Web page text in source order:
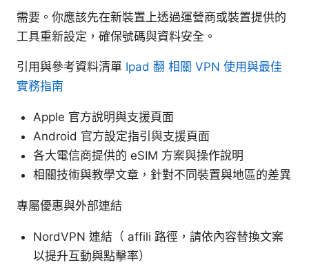
需要。你應該先在新裝置上透過運營商或裝置提供的
工具重新設定，確保號碼與資料安全。
引用與參考資料清單 Ipad 翻 相關 VPN 使用與最佳
實務指南
Apple 官方說明與支援頁面
Android 官方設定指引與支援頁面
各大電信商提供的 eSIM 方案與操作說明
相關技術與教學文章，針對不同裝置與地區的差異
專屬優惠與外部連結
NordVPN 連結（ affili 路徑，請依內容替換文案
以提升互動與點擊率）